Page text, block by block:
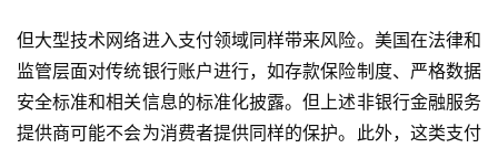
但大型技术网络进入支付领域同样带来风险。美国在法律和
监管层面对传统银行账户进行，如存款保险制度、严格数据
安全标准和相关信息的标准化披露。但上述非银行金融服务
提供商可能不会为消费者提供同样的保护。此外，这类支付